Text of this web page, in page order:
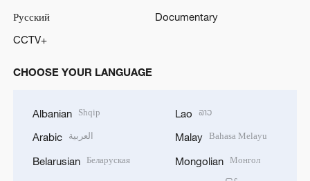
Русский
Documentary
CCTV+
CHOOSE YOUR LANGUAGE
Albanian Shqip
Arabic العربية
Belarusian Беларуская
Lao ລາວ
Malay Bahasa Melayu
Mongolian Монгол